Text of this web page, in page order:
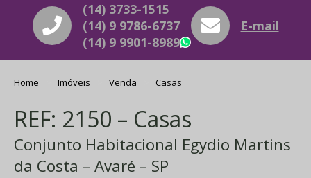
(14) 3733-1515
(14) 9 9786-6737
(14) 9 9901-8989
WhatsApp
E-mail
Home Imóveis Venda Casas
REF: 2150 – Casas
Conjunto Habitacional Egydio Martins
da Costa – Avaré – SP